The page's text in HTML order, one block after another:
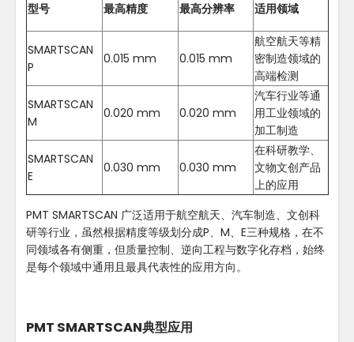
型号 最高精度 最高分辨率 适用领域
SMARTSCAN
P
0.015 mm 0.015 mm
航空航天等精
密制造领域的
高端检测
SMARTSCAN
M
0.020 mm 0.020 mm
汽车行业等通
用工业领域的
加工制造
SMARTSCAN
E
0.030 mm 0.030 mm
在科研教学、
文物文创产品
上的应用
PMT SMARTSCAN 广泛适用于航空航天、汽车制造、文创科
研等行业，虽然根据精度等级划分成P、M、E三种规格，在不
同领域各有侧重，但质量控制、逆向工程与数字化存档，始终
是每个领域中通用且最具代表性的应用方向。
PMT SMARTSCAN典型应用